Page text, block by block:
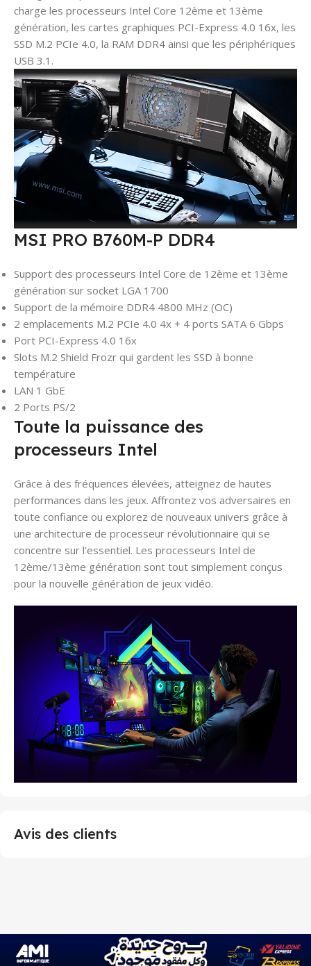
charge les processeurs Intel Core 12ème et 13ème
génération, les cartes graphiques PCI-Express 4.0 16x, les
SSD M.2 PCIe 4.0, la RAM DDR4 ainsi que les périphériques
USB 3.1.
MSI PRO B760M-P DDR4
Support des processeurs Intel Core de 12ème et 13ème
génération sur socket LGA 1700
Support de la mémoire DDR4 4800 MHz (OC)
2 emplacements M.2 PCIe 4.0 4x + 4 ports SATA 6 Gbps
Port PCI-Express 4.0 16x
Slots M.2 Shield Frozr qui gardent les SSD à bonne
température
LAN 1 GbE
2 Ports PS/2
Toute la puissance des
processeurs Intel
Grâce à des fréquences élevées, atteignez de hautes
performances dans les jeux. Affrontez vos adversaires en
toute confiance ou explorez de nouveaux univers grâce à
une architecture de processeur révolutionnaire qui se
concentre sur l’essentiel. Les processeurs Intel de
12ème/13ème génération sont tout simplement conçus
pour la nouvelle génération de jeux vidéo.
Avis des clients